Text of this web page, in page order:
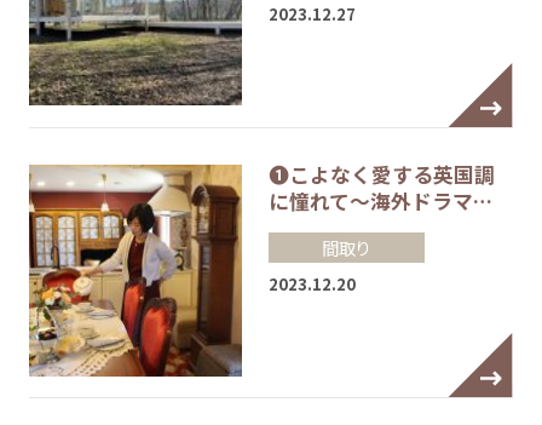
2023.12.27
❶こよなく愛する英国調
に憧れて～海外ドラマ…
間取り
2023.12.20